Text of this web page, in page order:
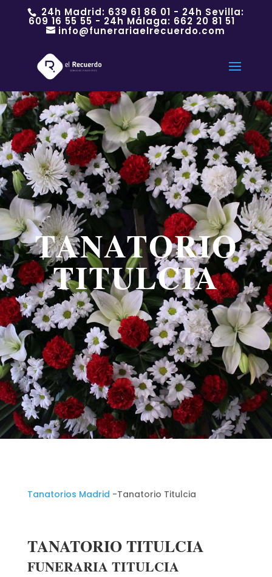
24h Madrid: 639 61 86 01 - 24h Sevilla:
609 16 55 55 - 24h Málaga: 662 20 81 51
info@funerariaelrecuerdo.com
TANATORIO
TITULCIA
Tanatorios Madrid -Tanatorio Titulcia
TANATORIO TITULCIA
FUNERARIA TITULCIA